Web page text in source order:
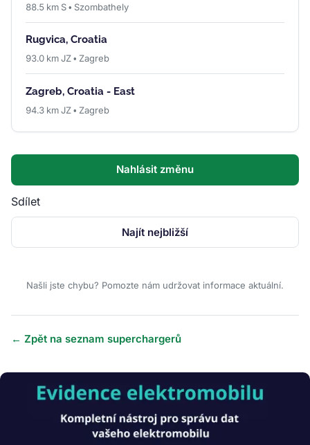
88.5 km S • Szombathely
Rugvica, Croatia
93.0 km JZ • Zagreb
Zagreb, Croatia - East
94.3 km JZ • Zagreb
Nahlásit změnu
Sdílet
Najít nejbližší
Našli jste chybu? Pomozte nám udržovat informace aktuální.
← Zpět na seznam superchargerů
Obrázek